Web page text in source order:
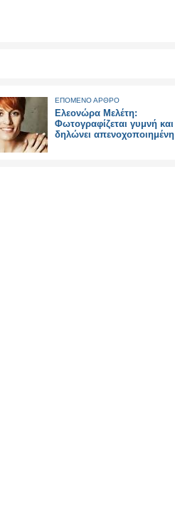
ΕΠΟΜΕΝΟ ΑΡΘΡΟ
Eλεονώρα Μελέτη:
Φωτογραφίζεται γυμνή και
δηλώνει απενοχοποιημένη